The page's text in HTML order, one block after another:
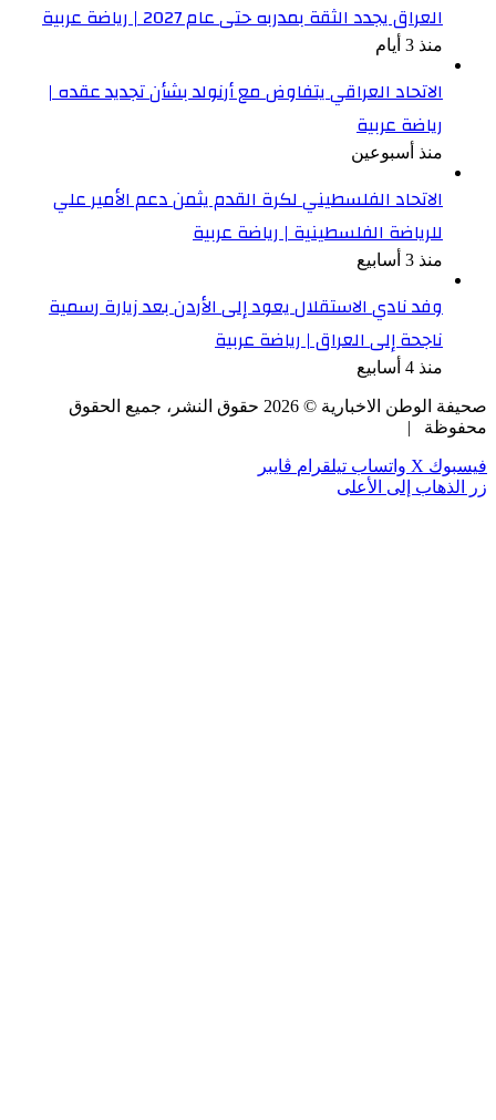
العراق يجدد الثقة بمدربه حتى عام 2027 | رياضة عربية
منذ 3 أيام
الاتحاد العراقي يتفاوض مع أرنولد بشأن تجديد عقده |
رياضة عربية
منذ أسبوعين
الاتحاد الفلسطيني لكرة القدم يثمن دعم الأمير علي
للرياضة الفلسطينية | رياضة عربية
منذ 3 أسابيع
وفد نادي الاستقلال يعود إلى الأردن بعد زيارة رسمية
ناجحة إلى العراق | رياضة عربية
منذ 4 أسابيع
صحيفة الوطن الاخبارية © 2026 حقوق النشر، جميع الحقوق
محفوظة |
فيسبوك ‫X واتساب تيلقرام ڤايبر
زر الذهاب إلى الأعلى